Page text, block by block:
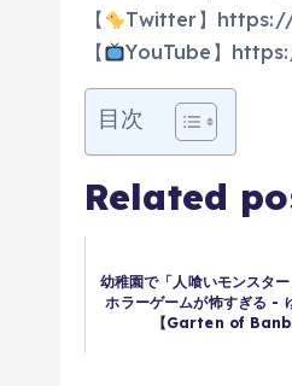
【
Twitter】
【
YouTube】
目次
Related
幼稚園で「人喰いモンスタ
ホラーゲームが怖すぎる -
【Garten of